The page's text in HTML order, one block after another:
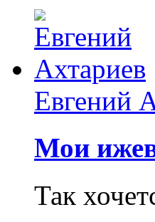
Евгений
Мои
Так